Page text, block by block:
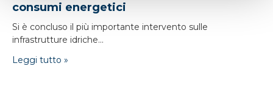
consumi energetici
Si è concluso il più importante intervento sulle
infrastrutture idriche...
Leggi tutto »